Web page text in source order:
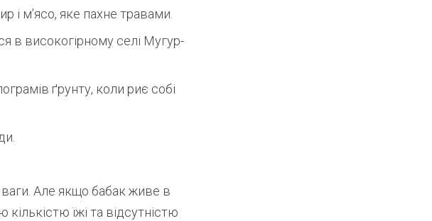
і м’ясо, яке пахне травами.
в високогірному селі Мугур-
ґрунту, коли риє собі
Але якщо бабак живе в
їжі та відсутністю